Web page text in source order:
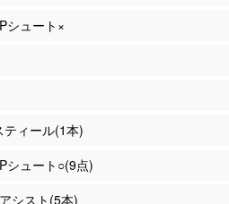
シュート×
ィール(1本)
シュート○(9点)
シスト(5本)